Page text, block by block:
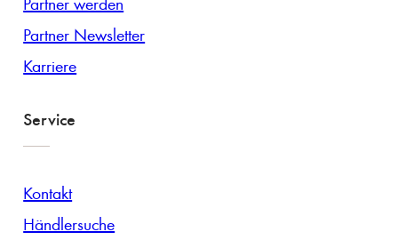
Partner Newsletter
Karriere
Service
Kontakt
Händlersuche